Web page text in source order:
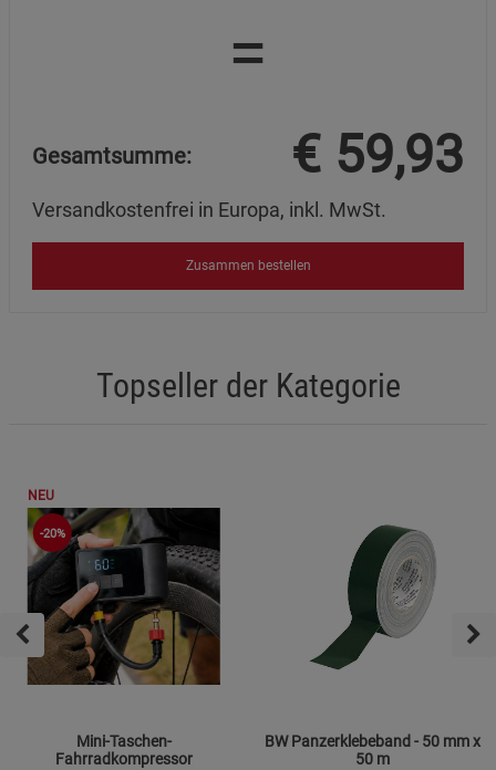
=
Gesamtsumme: € 59,93
Versandkostenfrei in Europa, inkl. MwSt.
Zusammen bestellen
Topseller der Kategorie
NEU
-20%
Mini-Taschen-
Fahrradkompressor
BW Panzerklebeband - 50 mm x
50 m